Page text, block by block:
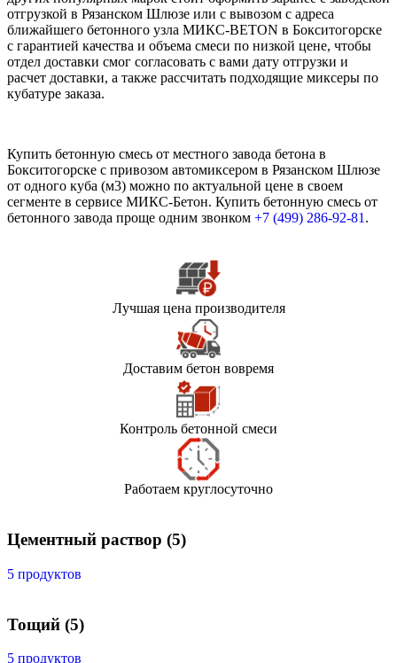
отгрузкой в Рязанском Шлюзе или с вывозом с адреса
ближайшего бетонного узла МИКС-BETON в Бокситогорске
с гарантией качества и объема смеси по низкой цене, чтобы
отдел доставки смог согласовать с вами дату отгрузки и
расчет доставки, а также рассчитать подходящие миксеры по
кубатуре заказа.
Купить бетонную смесь от местного завода бетона в
Бокситогорске с привозом автомиксером в Рязанском Шлюзе
от одного куба (м3) можно по актуальной цене в своем
сегменте в сервисе МИКС-Бетон. Купить бетонную смесь от
бетонного завода проще одним звонком +7 (499) 286-92-81 .
Лучшая цена производителя
Доставим бетон вовремя
Контроль бетонной смеси
Работаем круглосуточно
Цементный раствор (5)
5 продуктов
Тощий (5)
5 продуктов